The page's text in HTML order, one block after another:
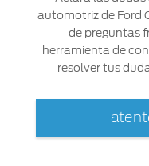
Localiza un
Distribuidor
Seminuevos
Motorcraft
Técnico
SYNC®
automotriz de Ford
de preguntas
herramienta de
resolver tus